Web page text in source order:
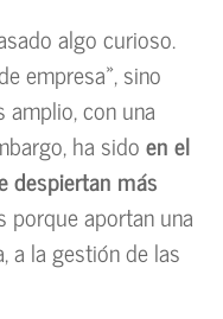
algo curioso.
empresa», sino
con una
ha sidoen el
despiertan más
porque aportan una
a la gestión de las